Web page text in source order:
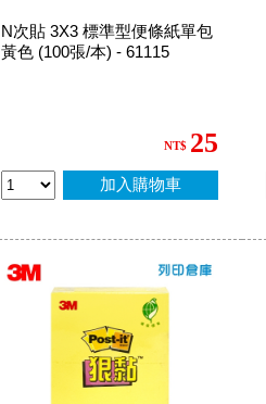
N次貼 3X3 標準型便條紙單包
黃色 (100張/本) - 61115
NT$ 25
加入購物車